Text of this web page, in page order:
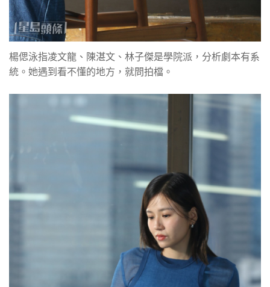
楊偲泳指凌文龍、陳湛文、林子傑是學院派，分析劇本有系
統。她遇到看不懂的地方，就問拍檔。